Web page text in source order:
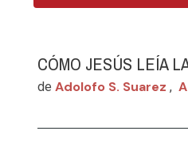
CÓMO JESÚS LEÍA
de Adolofo S. Suarez ,